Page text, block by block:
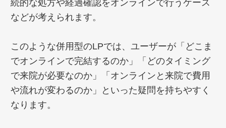
続的な処方や経過確認をオンラインで行うケース
などが考えられます。
このような併用型のLPでは、ユーザーが「どこま
でオンラインで完結するのか」「どのタイミング
で来院が必要なのか」「オンラインと来院で費用
や流れが変わるのか」といった疑問を持ちやすく
なります。